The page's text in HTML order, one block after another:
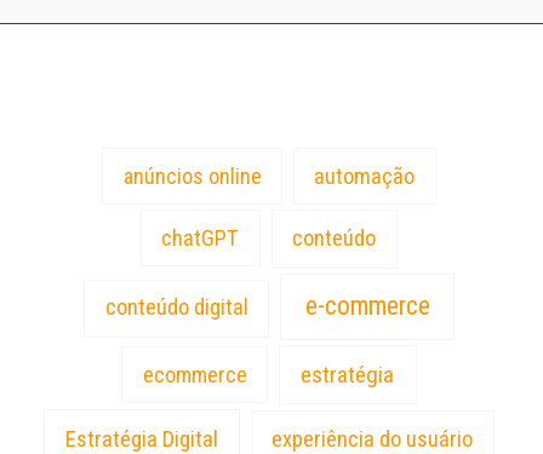
anúncios online automação
chatGPT conteúdo
conteúdo digital e-commerce
ecommerce estratégia
Estratégia Digital experiência do usuário